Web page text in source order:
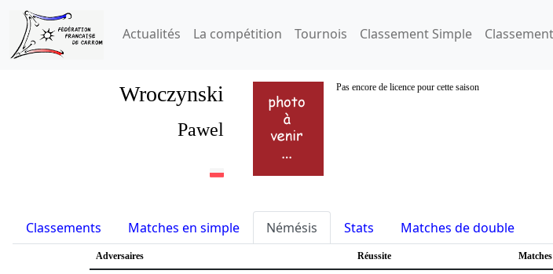
Actualités La compétition Tournois Classement Simple
Wroczynski Pas encore de licence pour cette saison
Pawel
Classements Matches en simple Némésis Stats Matches de double
Adversaires Réussite Matches